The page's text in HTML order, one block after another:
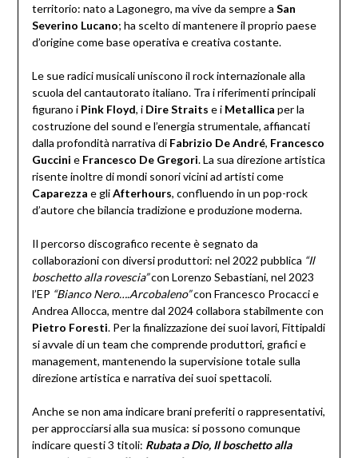
territorio: nato a Lagonegro, ma vive da sempre a San
Severino Lucano; ha scelto di mantenere il proprio paese
d’origine come base operativa e creativa costante.
Le sue radici musicali uniscono il rock internazionale alla
scuola del cantautorato italiano. Tra i riferimenti principali
figurano i Pink Floyd, i Dire Straits e i Metallica per la
costruzione del sound e l’energia strumentale, affiancati
dalla profondità narrativa di Fabrizio De André, Francesco
Guccini e Francesco De Gregori. La sua direzione artistica
risente inoltre di mondi sonori vicini ad artisti come
Caparezza e gliAfterhours, confluendo in un pop-rock
d’autore che bilancia tradizione e produzione moderna.
Il percorso discografico recente è segnato da
collaborazioni con diversi produttori: nel 2022 pubblica “Il
boschetto alla rovescia”con Lorenzo Sebastiani, nel 2023
l’EP “Bianco Nero….Arcobaleno”con Francesco Procacci e
Andrea Allocca, mentre dal 2024 collabora stabilmente con
Pietro Foresti. Per la finalizzazione dei suoi lavori, Fittipaldi
si avvale di un team che comprende produttori, grafici e
management, mantenendo la supervisione totale sulla
direzione artistica e narrativa dei suoi spettacoli.
Anche se non ama indicare brani preferiti o rappresentativi,
per approcciarsi alla sua musica: si possono comunque
indicare questi 3 titoli: Rubata a Dio, Il boschetto alla